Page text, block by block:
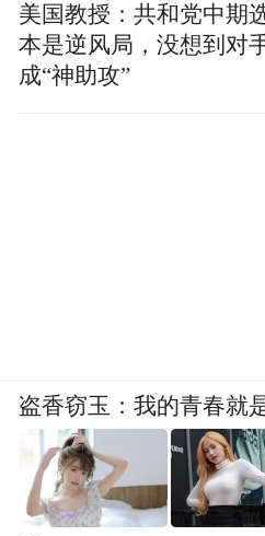
美国教授：共和党中期
本是逆风局，没想到对
成“神助攻”
盗香窃玉：我的青春就